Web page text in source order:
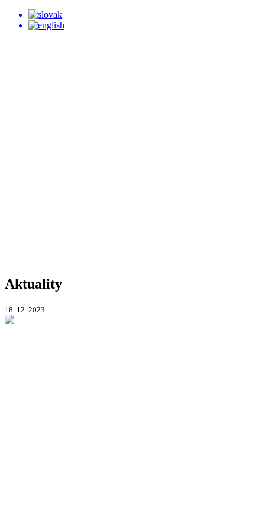
Aktuality
18. 12. 2023